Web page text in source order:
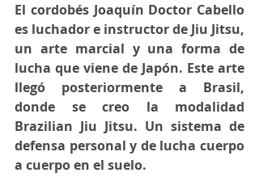
El cordobés Joaquín Doctor Cabello
es luchador e instructor de Jiu Jitsu,
un arte marcial y una forma de
lucha que viene de Japón. Este arte
llegó posteriormente a Brasil,
donde se creo la modalidad
Brazilian Jiu Jitsu. Un sistema de
defensa personal y de lucha cuerpo
a cuerpo en el suelo.